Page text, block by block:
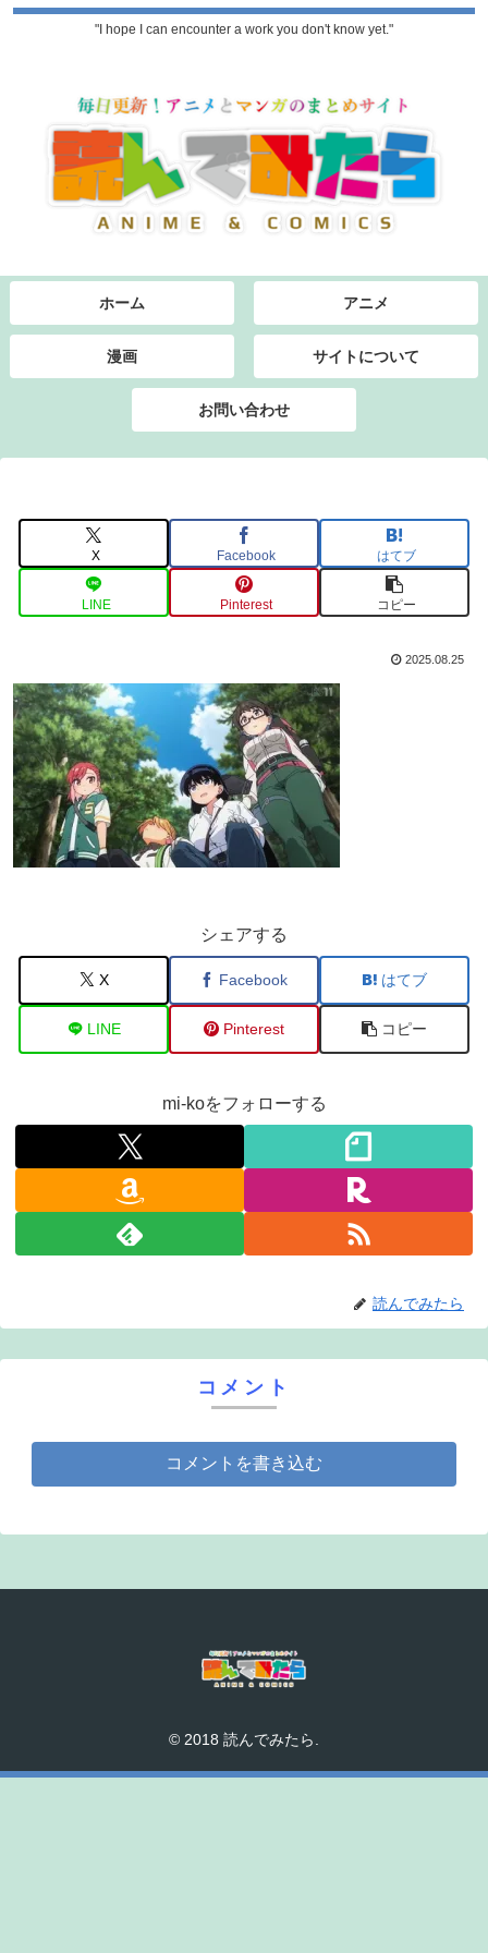
"I hope I can encounter a work you don't know yet."
ホーム アニメ
漫画 サイトについて
お問い合わせ
X Facebook はてブ
LINE Pinterest コピー
2025.08.25
シェアする
X Facebook はてブ
LINE Pinterest コピー
mi-koをフォローする
読んでみたら
コメント
コメントを書き込む
© 2018 読んでみたら.